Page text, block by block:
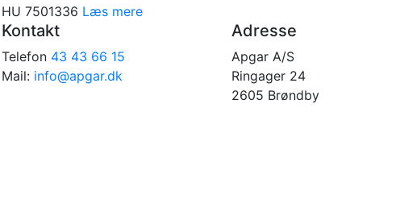
HU 7501336 Læs mere
Kontakt
Telefon 43 43 66 15
Mail: info@apgar.dk
Adresse
Apgar A/S
Ringager 24
2605 Brøndby